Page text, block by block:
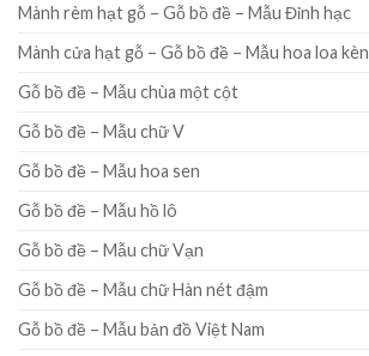
Mành rèm hạt gỗ – Gỗ bồ đề – Mẫu Đỉnh hạc
Mành cửa hạt gỗ – Gỗ bồ đề – Mẫu hoa loa kèn
Gỗ bồ đề – Mẫu chùa một cột
Gỗ bồ đề – Mẫu chữ V
Gỗ bồ đề – Mẫu hoa sen
Gỗ bồ đề – Mẫu hồ lô
Gỗ bồ đề – Mẫu chữ Vạn
Gỗ bồ đề – Mẫu chữ Hàn nét đậm
Gỗ bồ đề – Mẫu bản đồ Việt Nam